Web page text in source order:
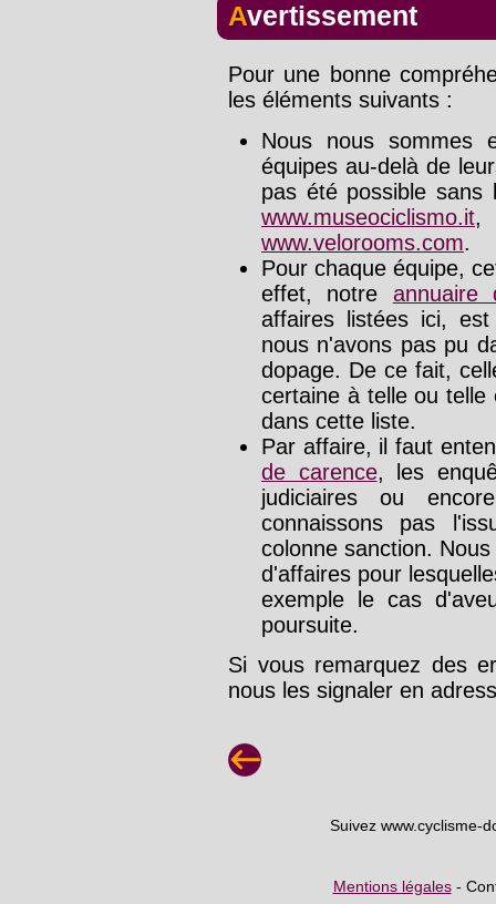
Avertissement
Pour une bonne
les éléments suivants :
Nous nous sommes
équipes au-delà de
pas été possible sans
www.museociclismo.it
www.velorooms.com.
Pour chaque équipe,
effet, notre annuaire
affaires listées ici,
nous n'avons pas pu
dopage. De ce fait,
certaine à telle ou telle
dans cette liste.
Par affaire, il faut
de carence, les
judiciaires ou
connaissons pas
colonne sanction.
d'affaires pour
exemple le cas
poursuite.
Si vous remarquez des
nous les signaler en
Suivez www.cyclisme-
Mentions légales-